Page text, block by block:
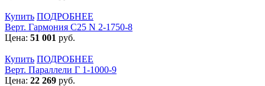
Купить ПОДРОБНЕЕ
Верт. Гармония С25 N 2-1750-8
Цена: 51 001 руб.
Купить ПОДРОБНЕЕ
Верт. Параллели Г 1-1000-9
Цена: 22 269 руб.